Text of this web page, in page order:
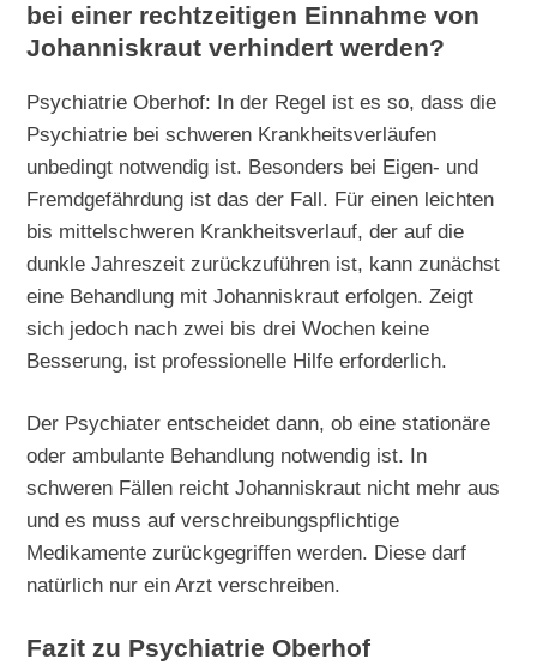
bei einer rechtzeitigen Einnahme von
Johanniskraut verhindert werden?
Psychiatrie Oberhof: In der Regel ist es so, dass die
Psychiatrie bei schweren Krankheitsverläufen
unbedingt notwendig ist. Besonders bei Eigen- und
Fremdgefährdung ist das der Fall. Für einen leichten
bis mittelschweren Krankheitsverlauf, der auf die
dunkle Jahreszeit zurückzuführen ist, kann zunächst
eine Behandlung mit Johanniskraut erfolgen. Zeigt
sich jedoch nach zwei bis drei Wochen keine
Besserung, ist professionelle Hilfe erforderlich.
Der Psychiater entscheidet dann, ob eine stationäre
oder ambulante Behandlung notwendig ist. In
schweren Fällen reicht Johanniskraut nicht mehr aus
und es muss auf verschreibungspflichtige
Medikamente zurückgegriffen werden. Diese darf
natürlich nur ein Arzt verschreiben.
Fazit zu Psychiatrie Oberhof